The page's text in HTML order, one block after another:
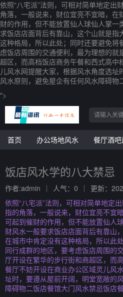
依照“八宅派”法则，可相对简单地定出
角落，一般说来，财位宜亮不宜暗，
财的作用，但不能放置仙人球仙人掌
求饭店店面背后有靠山，这个山就是
这种格局，所以此处；同时还要避免将
虑饭店周围的交通便利，最为理想的
超区，而高档饭店商务午餐和西式高中
儿风水网提醒大家，根据风水角度选
风水原则，避免屋企有任何风水障碍物
">
首页 办公场地风水 餐厅酒
饭店风水学的八大禁忌
作者:admin 人气：0
更新：
依照“八宅派”法则，可相对简单地定
指的角落，一般说来，财位宜亮不宜
可起到催财的作用，但不能放置仙人
财风水一般要求饭店店面背后有靠山
在城市中肯定没有这种格局，所以此
同行成群的地区，要考虑饭店周围的
厅开设在繁华的步行街和商超区，而
餐厅不妨开设在商业办公区域灵儿风
址时，要遵从屋前开阔，明堂宽敞的
障碍物二饭店餐馆大门风水禁忌饭店餐